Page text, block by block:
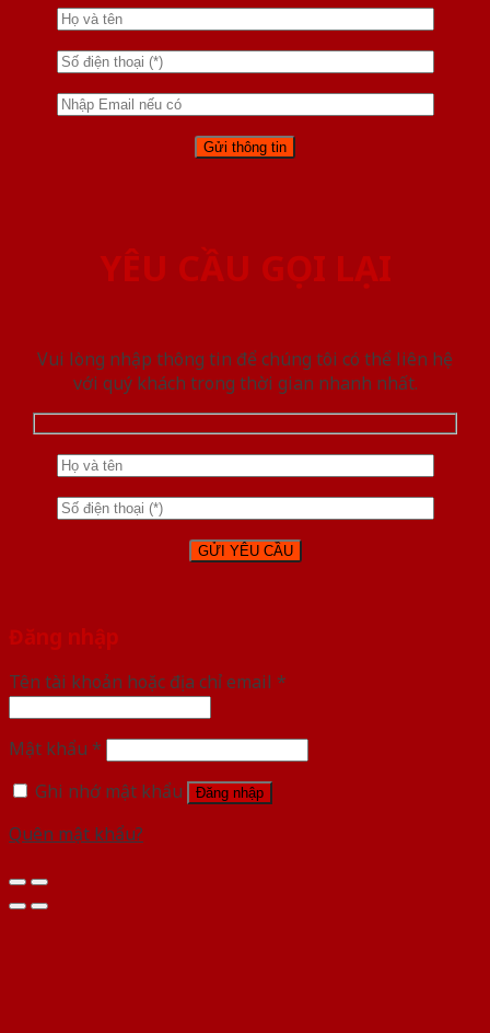
YÊU CẦU GỌI LẠI
Vui lòng nhập thông tin để chúng tôi có thể liên hệ
với quý khách trong thời gian nhanh nhất.
Đăng nhập
Tên tài khoản hoặc địa chỉ email *
Mật khẩu *
Ghi nhớ mật khẩu
Đăng nhập
Quên mật khẩu?